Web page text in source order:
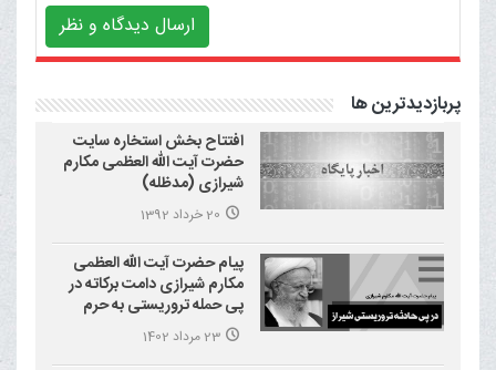
ارسال دیدگاه و نظر
پربازدیدترین ها
افتتاح بخش استخاره سایت
حضرت آیت الله العظمی مکارم
شیرازی (مدظله)
20 خرداد 1392
پیام حضرت آیت الله العظمی
مکارم شیرازی دامت برکاته در
پی حمله تروریستی به حرم
احمد بن موسی علیه السلام
(شاهچراغ)
23 مرداد 1402